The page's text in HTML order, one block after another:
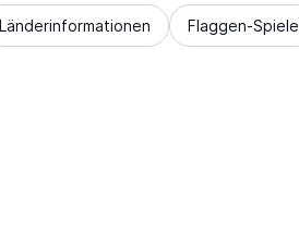
Länderinformationen Flaggen-Spiele